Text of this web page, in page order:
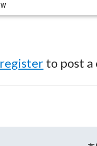
register to post a